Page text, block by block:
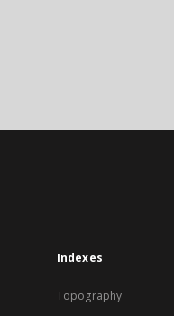
Indexes
Topography